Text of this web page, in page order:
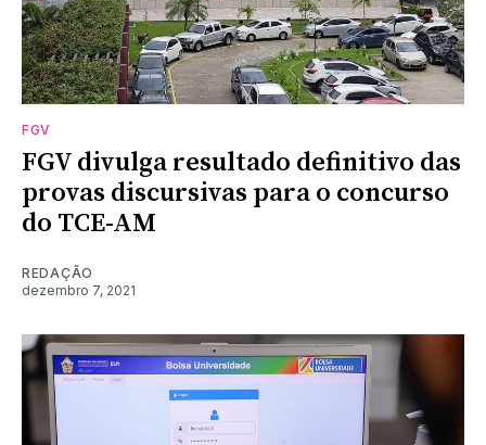
FGV
FGV divulga resultado definitivo das
provas discursivas para o concurso
do TCE-AM
REDAÇÃO
dezembro 7, 2021